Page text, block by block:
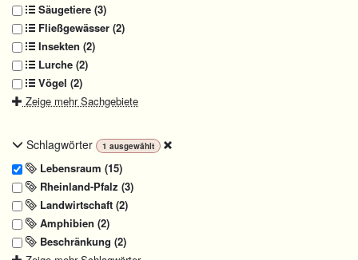
Säugetiere (3)
Fließgewässer (2)
Insekten (2)
Lurche (2)
Vögel (2)
Zeige mehr Sachgebiete
Schlagwörter 1 ausgewählt
Lebensraum (15)
Rheinland-Pfalz (3)
Landwirtschaft (2)
Amphibien (2)
Beschränkung (2)